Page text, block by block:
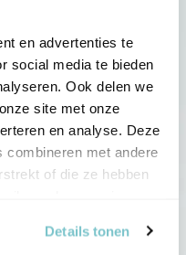
en advertenties te
social media te bieden
Ook delen we
site met onze
en analyse. Deze
combineren met andere
of die ze hebben
Details tonen